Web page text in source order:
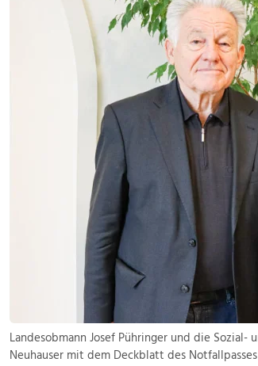
Landesobmann Josef Pühringer und die
Neuhauser mit dem Deckblatt des